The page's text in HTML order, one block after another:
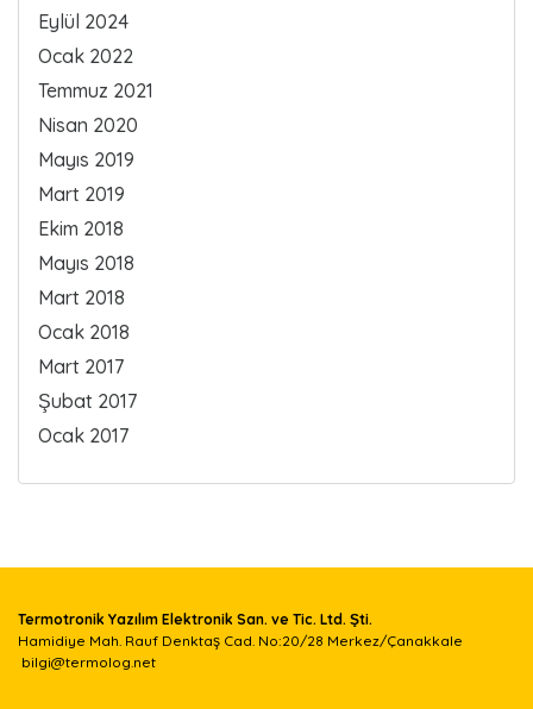
Eylül 2024
Ocak 2022
Temmuz 2021
Nisan 2020
Mayıs 2019
Mart 2019
Ekim 2018
Mayıs 2018
Mart 2018
Ocak 2018
Mart 2017
Şubat 2017
Ocak 2017
Termotronik Yazılım Elektronik San. ve Tic. Ltd. Şti.
Hamidiye Mah. Rauf Denktaş Cad. No:20/28 Merkez/Çanakkale
bilgi@termolog.net